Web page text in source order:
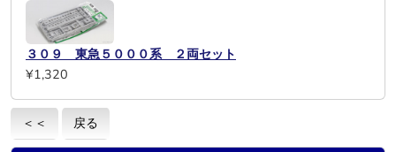
３０９ 東急５０００系 ２両セット
¥1,320
＜＜ 戻る